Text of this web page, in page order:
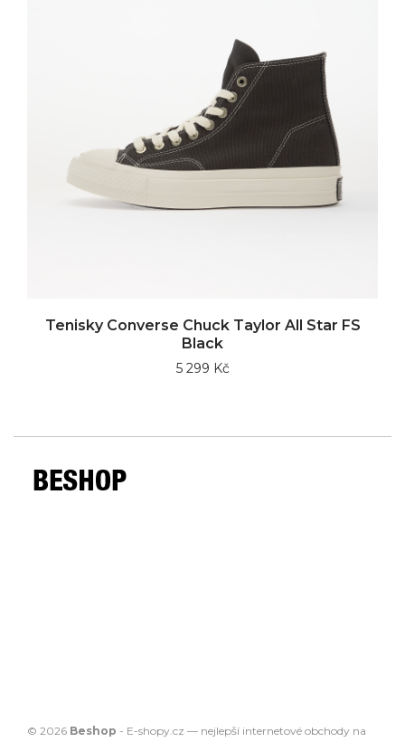
Tenisky Converse Chuck Taylor All Star FS
Black
5 299 Kč
© 2026 Beshop - E-shopy.cz — nejlepší internetové obchody na